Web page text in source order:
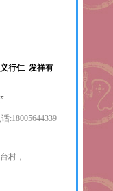
行仁 发祥有
”
:18005644339
村，